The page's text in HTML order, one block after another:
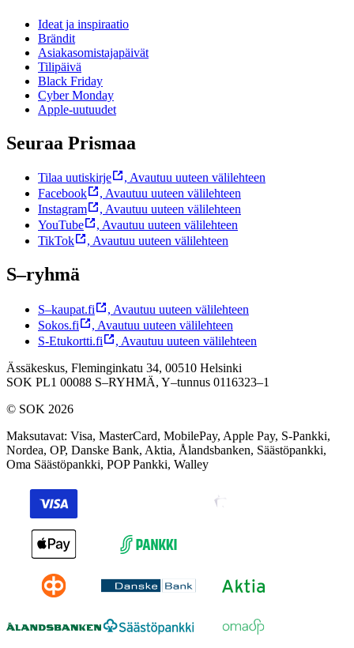
Ideat ja inspiraatio
Brändit
Asiakasomistajapäivät
Tilipäivä
Black Friday
Cyber Monday
Apple-uutuudet
Seuraa Prismaa
Tilaa uutiskirje , Avautuu uuteen välilehteen
Facebook
, Avautuu uuteen välilehteen
Instagram
, Avautuu uuteen välilehteen
YouTube
, Avautuu uuteen välilehteen
TikTok
, Avautuu uuteen välilehteen
S–ryhmä
S–kaupat.fi , Avautuu uuteen välilehteen
Sokos.fi
, Avautuu uuteen välilehteen
S-Etukortti.fi
, Avautuu uuteen välilehteen
Ässäkeskus, Fleminginkatu 34, 00510 Helsinki
SOK PL1 00088 S–RYHMÄ, Y–tunnus 0116323–1
© SOK 2026
Maksutavat: Visa, MasterCard, MobilePay, Apple Pay, S-Pankki,
Nordea, OP, Danske Bank, Aktia, Ålandsbanken, Säästöpankki,
Oma Säästöpankki, POP Pankki, Walley